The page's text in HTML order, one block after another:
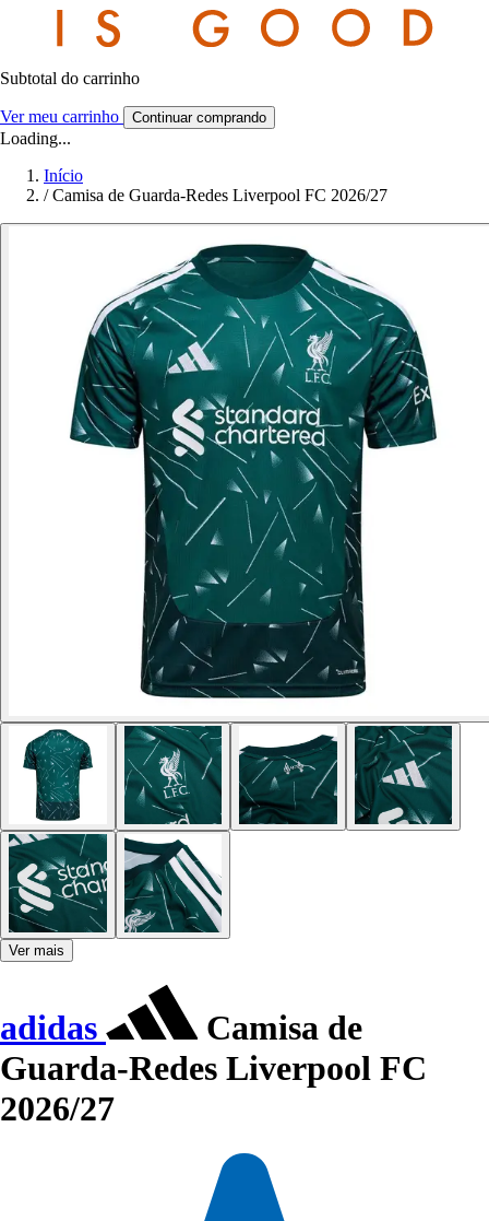
Subtotal do carrinho
Ver meu carrinho Continuar comprando
Loading...
Início
/ Camisa de Guarda-Redes Liverpool FC 2026/27
Ver mais
adidas
Camisa de
Guarda-Redes Liverpool FC
2026/27